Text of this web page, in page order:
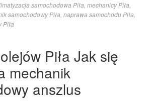
samochodowa Piła mechanicy Piła
samochodowy Piła naprawa samochodu Piła
Piła
Piła Jak się
mechanik
anszlus